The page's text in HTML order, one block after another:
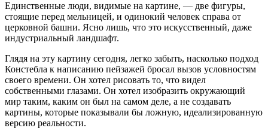
Единственные люди, видимые на картине, — две фигуры,
стоящие перед мельницей, и одинокий человек справа от
церковной башни. Ясно лишь, что это искусственный, даже
индустриальный ландшафт.
Глядя на эту картину сегодня, легко забыть, насколько подход
Констебла к написанию пейзажей бросал вызов условностям
своего времени. Он хотел рисовать то, что видел
собственными глазами. Он хотел изобразить окружающий
мир таким, каким он был на самом деле, а не создавать
картины, которые показывали бы ложную, идеализированную
версию реальности.